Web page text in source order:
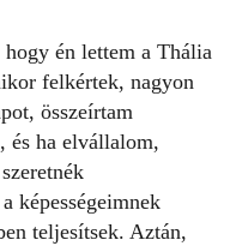
én lettem a Thália
felkértek, nagyon
összeírtam
és ha elvállalom,
képességeimnek
teljesítsek. Aztán,